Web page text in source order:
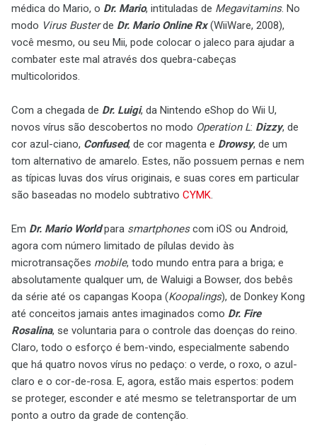
médica do Mario, o Dr. Mario, intituladas de Megavitamins. No
modo Virus Busterde Dr. Mario Online Rx(WiiWare, 2008),
você mesmo, ou seu Mii, pode colocar o jaleco para ajudar a
combater este mal através dos quebra-cabeças
multicoloridos.
Com a chegada de Dr. Luigi, da Nintendo eShop do Wii U,
novos vírus são descobertos no modo Operation L: Dizzy, de
cor azul-ciano, Confused, de cor magenta e Drowsy, de um
tom alternativo de amarelo. Estes, não possuem pernas e nem
as típicas luvas dos vírus originais, e suas cores em particular
são baseadas no modelo subtrativo CYMK.
Em Dr. Mario Worldpara smartphonescom iOS ou Android,
agora com número limitado de pílulas devido às
microtransações mobile, todo mundo entra para a briga; e
absolutamente qualquer um, de Waluigi a Bowser, dos bebês
da série até os capangas Koopa (Koopalings), de Donkey Kong
até conceitos jamais antes imaginados como Dr. Fire
Rosalina, se voluntaria para o controle das doenças do reino.
Claro, todo o esforço é bem-vindo, especialmente sabendo
que há quatro novos vírus no pedaço: o verde, o roxo, o azul-
claro e o cor-de-rosa. E, agora, estão mais espertos: podem
se proteger, esconder e até mesmo se teletransportar de um
ponto a outro da grade de contenção.